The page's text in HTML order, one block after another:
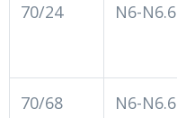
70/24 N6-N6.6
70/68 N6-N6.6